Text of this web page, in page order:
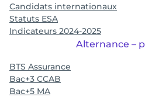
Candidats internationaux
Statuts ESA
Indicateurs 2024-2025
Alternance –
BTS Assurance
Bac+3 CCAB
Bac+5 MA